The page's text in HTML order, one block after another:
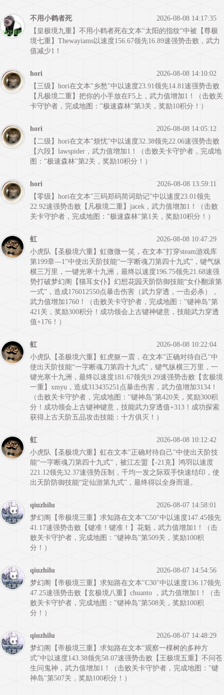
不用小鹤者死
2026-08-08 14:17:35
【皇极境九重】不用小鹤者死在文本"太阳的指纹"中被【尊极
境七重】Thewayiams以速度156.67领先16.89速强势击败，武力
值减少1！
hori
2026-08-08 14:10:02
【三级】hori在文本"乡愁"中以速度23.91领先14.81速强势击败
【凡极境二重】把你的小手放在F5上，武力值增加1！（击败关
卡守护者，完成地图："极速森林"第3关，奖励10积分！）
hori
2026-08-08 14:05:12
【二级】hori在文本"烦忧"中以速度32.38领先22.06速强势击败
【六段】lawspider，武力值增加1！（击败关卡守护者，完成地
图："极速森林"第2关，奖励10积分！）
hori
2026-08-08 13:59:11
【零级】hori在文本"三码郑码简词助记"中以速度23.01领先
22.92速强势击败【凡极境二重】jacek，武力值增加1！（击败
关卡守护者，完成地图："极速森林"第1关，奖励10积分！）
虹
2026-08-08 10:47:29
小虎队【圣极境六重】虹微微一笑，在文本"打穿steam游戏库
第199章—1"中使出天阶技能“一字断魂刀第四十九式”，键气纵
横三万里，一键光寒十九洲，最终以速度196.75领先21.68速强
势打破梦幻阁【猫耳女仆】幻想花园天阶防御技能“女仆翻滚第
一式”，造成176012550点暴击伤害（武力穿透，一击必杀），
武力值增加1760！（击败关卡守护者，完成地图："键神岛"第
421关，奖励300积分！成功领会上古键神键意，技能武力穿透
值+176！）
虹
2026-08-08 10:22:04
小虎队【圣极境六重】虹虎躯一震，在文本"正确对待自己"中
使出天阶技能“一字断魂刀第四十九式”，键气纵横三万里，一
键光寒十九洲，最终以速度181.67领先9.29速强势击败【玄极境
一重】xmyu，造成313435251点暴击伤害，武力值增加3134！
（击败关卡守护者，完成地图："键神岛"第420关，奖励300积
分！成功领会上古键神键意，技能武力穿透值+313！成功探索
获得上古天阶五品攻击技能：十方俱灭！）
虹
2026-08-08 10:12:42
小虎队【圣极境六重】虹在文本"正确对待自己"中使出天阶技
能“一字断魂刀第四十九式”，被江左盟【-21克】鸿羽以速度
221.12领先32.37速强势压制，千均一发之际双手快速结印，使
出天阶防御技能“定仙游第九式”，最终得以全身而退。
qiuzhilu
2026-08-07 14:58:01
梦幻阁【帝极境三重】求知路在文本"C50"中以速度147.45领先
41.17速强势击败【键准！键准！】花魁，武力值增加1！（击
败关卡守护者，完成地图："键神岛"第509关，奖励100积
分！）
qiuzhilu
2026-08-07 14:54:56
梦幻阁【帝极境三重】求知路在文本"C30"中以速度136.17领先
47.25速强势击败【玄极境八重】chuanto ，武力值增加1！（击
败关卡守护者，完成地图："键神岛"第508关，奖励100积
分！）
qiuzhilu
2026-08-07 14:48:29
梦幻阁【帝极境三重】求知路在文本"观察一棵树的多种方
式"中以速度143.38领先58.07速强势击败【王极境五重】不问苍
生问鬼神，武力值增加1！（击败关卡守护者，完成地图："键
神岛"第507关，奖励100积分！）